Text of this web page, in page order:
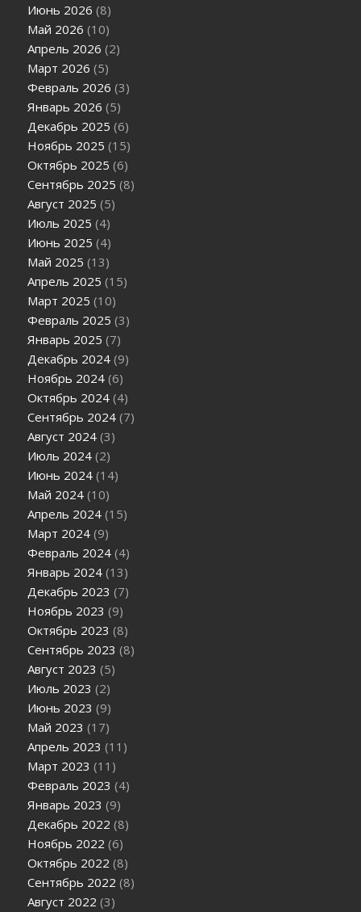
Июнь 2026 (8)
Май 2026 (10)
Апрель 2026 (2)
Март 2026 (5)
Февраль 2026 (3)
Январь 2026 (5)
Декабрь 2025 (6)
Ноябрь 2025 (15)
Октябрь 2025 (6)
Сентябрь 2025 (8)
Август 2025 (5)
Июль 2025 (4)
Июнь 2025 (4)
Май 2025 (13)
Апрель 2025 (15)
Март 2025 (10)
Февраль 2025 (3)
Январь 2025 (7)
Декабрь 2024 (9)
Ноябрь 2024 (6)
Октябрь 2024 (4)
Сентябрь 2024 (7)
Август 2024 (3)
Июль 2024 (2)
Июнь 2024 (14)
Май 2024 (10)
Апрель 2024 (15)
Март 2024 (9)
Февраль 2024 (4)
Январь 2024 (13)
Декабрь 2023 (7)
Ноябрь 2023 (9)
Октябрь 2023 (8)
Сентябрь 2023 (8)
Август 2023 (5)
Июль 2023 (2)
Июнь 2023 (9)
Май 2023 (17)
Апрель 2023 (11)
Март 2023 (11)
Февраль 2023 (4)
Январь 2023 (9)
Декабрь 2022 (8)
Ноябрь 2022 (6)
Октябрь 2022 (8)
Сентябрь 2022 (8)
Август 2022 (3)